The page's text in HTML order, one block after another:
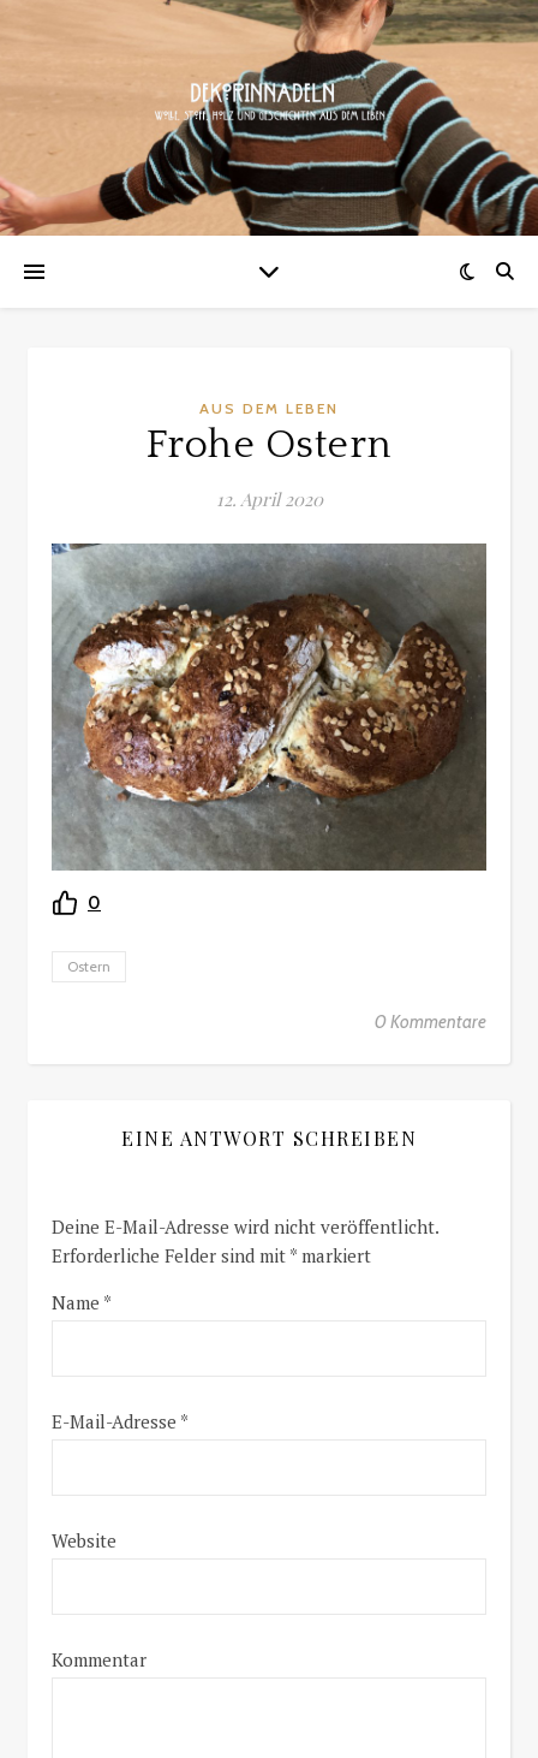
AUS DEM LEBEN
Frohe Ostern
12. April 2020
0
Ostern
0 Kommentare
EINE ANTWORT SCHREIBEN
Deine E-Mail-Adresse wird nicht veröffentlicht.
Erforderliche Felder sind mit * markiert
Name *
E-Mail-Adresse *
Website
Kommentar